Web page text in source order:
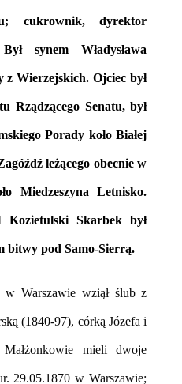
cukrownik, dyrektor
Był synemWładysława
Wierzejskich. Ojciec był
Rządzącego Senatu, był
Porady koło Białej
leżącego obecnie w
Miedzeszyna Letnisko.
Kozietulski Skarbek był
bitwy pod Samo-Sierrą.
Warszawie wziął ślub z
(1840-97), córką Józefa i
mieli dwoje
29.05.1870 w Warszawie;